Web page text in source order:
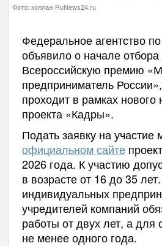
Фото: коллаж RuNews24.ru
Федеральное агентство
объявило о начале отбора
Всероссийскую премию
предприниматель
проходит в рамках нового
проекта «Кадры».
Подать заявку на участие
официальном сайте
2026 года. К участию
в возрасте от 16 до 35
индивидуальных
учредителей компаний
работы от двух лет, а
не менее одного года.